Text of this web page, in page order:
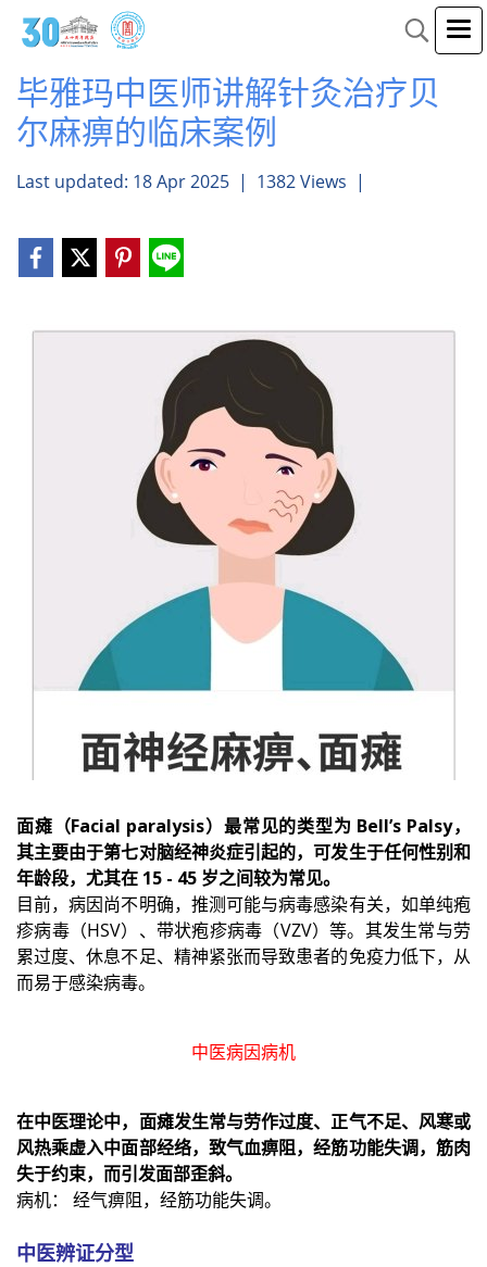
毕雅玛中医师讲解针灸治疗贝
尔麻痹的临床案例
Last updated: 18 Apr 2025 | 1382 Views |
面瘫（Facial paralysis）最常见的类型为 Bell’s Palsy，
其主要由于第七对脑经神炎症引起的，可发生于任何性别和
年龄段，尤其在 15 - 45 岁之间较为常见。
目前，病因尚不明确，推测可能与病毒感染有关，如单纯疱
疹病毒（HSV）、带状疱疹病毒（VZV）等。其发生常与劳
累过度、休息不足、精神紧张而导致患者的免疫力低下，从
而易于感染病毒。
中医病因病机
在中医理论中，面瘫发生常与劳作过度、正气不足、风寒或
风热乘虚入中面部经络，致气血痹阻，经筋功能失调，筋肉
失于约束，而引发面部歪斜。
病机： 经气痹阻，经筋功能失调。
中医辨证分型